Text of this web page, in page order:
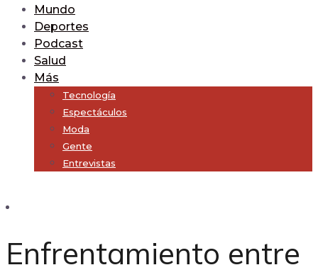
Mundo
Deportes
Podcast
Salud
Más
Tecnología
Espectáculos
Moda
Gente
Entrevistas
Enfrentamiento entre